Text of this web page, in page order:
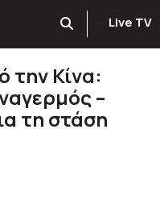
Live TV
την Κίνα:
–
τη στάση